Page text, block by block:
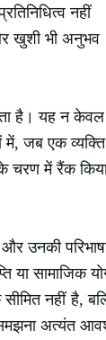
नहीं
खुशी भी अनुभव
है। यह न केवल
में, जब एक व्यक्ति
चरण में रैंक
उनकी
या सामाजिक
नहीं है,
अत्यंत